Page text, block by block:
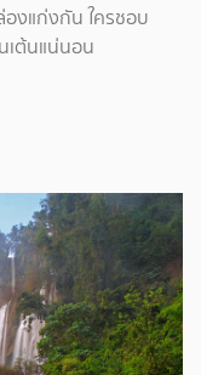
งแก่งกัน ใครชอบ
ต้นแน่นอน